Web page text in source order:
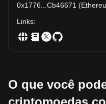
0x1776
Cb46671 (
Links:
O que você